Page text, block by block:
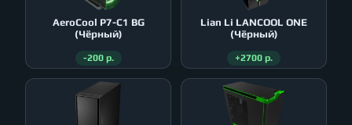
AeroСool P7-C1 BG
(Чёрный)
-200 р.
Lian Li LANCOOL ONE
(Чёрный)
+2700 р.